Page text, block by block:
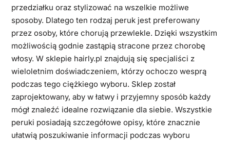
przedziałku oraz stylizować na wszelkie możliwe
sposoby. Dlatego ten rodzaj peruk jest preferowany
przez osoby, które chorują przewlekle. Dzięki wszystkim
możliwością godnie zastąpią stracone przez chorobę
włosy. W sklepie hairly.pl znajdują się specjaliści z
wieloletnim doświadczeniem, którzy ochoczo wesprą
podczas tego ciężkiego wyboru. Sklep został
zaprojektowany, aby w łatwy i przyjemny sposób każdy
mógł znaleźć idealne rozwiązanie dla siebie. Wszystkie
peruki posiadają szczegółowe opisy, które znacznie
ułatwią poszukiwanie informacji podczas wyboru